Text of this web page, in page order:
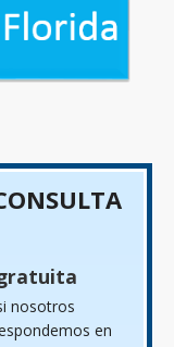
nosotros
en